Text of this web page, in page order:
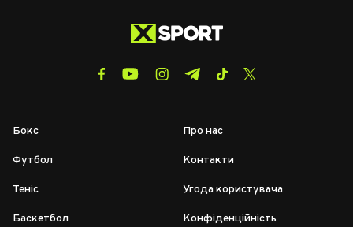
Бокс
Футбол
Теніс
Баскетбол
Про нас
Контакти
Угода користувача
Конфіденційність